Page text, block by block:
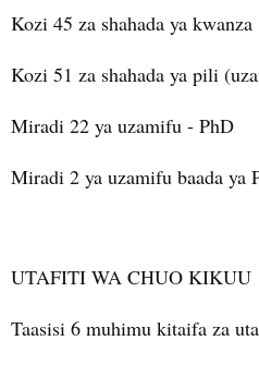
Kozi 45 za shahada ya kwanza
Kozi 51 za shahada ya pili
Miradi 22 ya uzamifu - PhD
Miradi 2 ya uzamifu baada ya
UTAFITI WA CHUO KIKUU
Taasisi 6 muhimu kitaifa za